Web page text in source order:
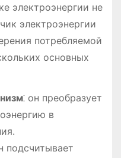
электроэнергии не
электроэнергии
потребляемой
основных
⁚ он преобразует
в
подсчитывает